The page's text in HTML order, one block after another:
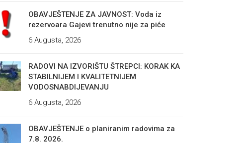
OBAVJEŠTENJE ZA JAVNOST: Voda iz
rezervoara Gajevi trenutno nije za piće
6 Augusta, 2026
RADOVI NA IZVORIŠTU ŠTREPCI: KORAK KA
STABILNIJEM I KVALITETNIJEM
VODOSNABDIJEVANJU
6 Augusta, 2026
OBAVJEŠTENJE o planiranim radovima za
7.8. 2026.